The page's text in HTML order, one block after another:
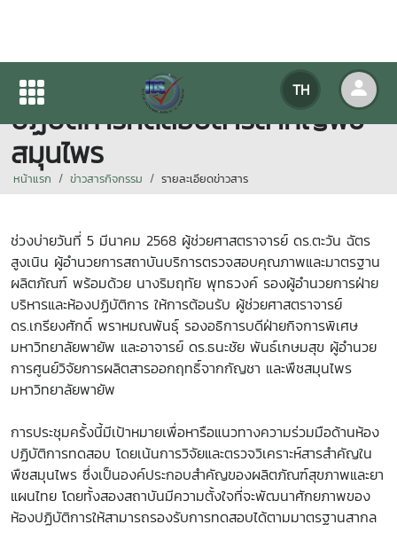
TH
IQS ร่วมหารือความร่วมมือห้อง
ปฏิบัติการทดสอบสารสำคัญพืช
สมุนไพร
หน้าแรก ข่าวสารกิจกรรม รายละเอียดข่าวสาร
ช่วงบ่ายวันที่ 5 มีนาคม 2568 ผู้ช่วยศาสตราจารย์ ดร.ตะวัน ฉัตร
สูงเนิน ผู้อำนวยการสถาบันบริการตรวจสอบคุณภาพและมาตรฐาน
ผลิตภัณฑ์ พร้อมด้วย นางริมฤทัย พุทธวงค์ รองผู้อำนวยการฝ่าย
บริหารและห้องปฏิบัติการ ให้การต้อนรับ ผู้ช่วยศาสตราจารย์
ดร.เกรียงศักดิ์ พราหมณพันธุ์ รองอธิการบดีฝ่ายกิจการพิเศษ
มหาวิทยาลัยพายัพ และอาจารย์ ดร.ธนะชัย พันธ์เกษมสุข ผู้อำนวย
การศูนย์วิจัยการผลิตสารออกฤทธิ์จากกัญชา และพืชสมุนไพร
มหาวิทยาลัยพายัพ
การประชุมครั้งนี้มีเป้าหมายเพื่อหารือแนวทางความร่วมมือด้านห้อง
ปฏิบัติการทดสอบ โดยเน้นการวิจัยและตรวจวิเคราะห์สารสำคัญใน
พืชสมุนไพร ซึ่งเป็นองค์ประกอบสำคัญของผลิตภัณฑ์สุขภาพและยา
แผนไทย โดยทั้งสองสถาบันมีความตั้งใจที่จะพัฒนาศักยภาพของ
ห้องปฏิบัติการให้สามารถรองรับการทดสอบได้ตามมาตรฐานสากล